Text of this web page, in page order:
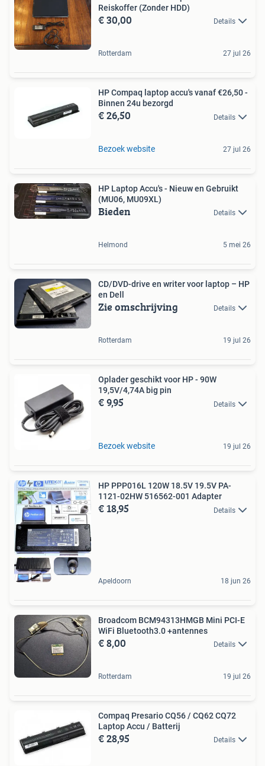
Reiskoffer (Zonder HDD)
€ 30,00 Details
Rotterdam 27 jul 26
HP Compaq laptop accu's vanaf €26,50 -
Binnen 24u bezorgd
€ 26,50 Details
Bezoek website 27 jul 26
HP Laptop Accu's - Nieuw en Gebruikt
(MU06, MU09XL)
Bieden Details
Helmond 5 mei 26
CD/DVD-drive en writer voor laptop – HP
en Dell
Zie omschrijving Details
Rotterdam 19 jul 26
Oplader geschikt voor HP - 90W
19,5V/4,74A big pin
€ 9,95 Details
Bezoek website 19 jul 26
HP PPP016L 120W 18.5V 19.5V PA-
1121-02HW 516562-001 Adapter
€ 18,95 Details
Apeldoorn 18 jun 26
Broadcom BCM94313HMGB Mini PCI-E
WiFi Bluetooth3.0 +antennes
€ 8,00 Details
Rotterdam 19 jul 26
Compaq Presario CQ56 / CQ62 CQ72
Laptop Accu / Batterij
€ 28,95 Details